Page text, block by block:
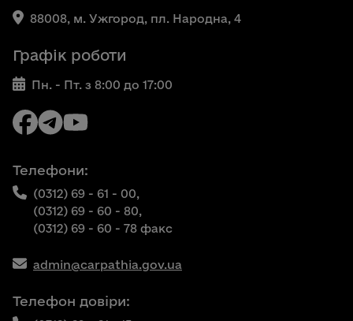
88008, м. Ужгород, пл. Народна, 4
Графік роботи
Пн. - Пт. з 8:00 до 17:00
Телефони:
(0312) 69 - 61 - 00,
(0312) 69 - 60 - 80,
(0312) 69 - 60 - 78 факс
admin@carpathia.gov.ua
Телефон довіри: